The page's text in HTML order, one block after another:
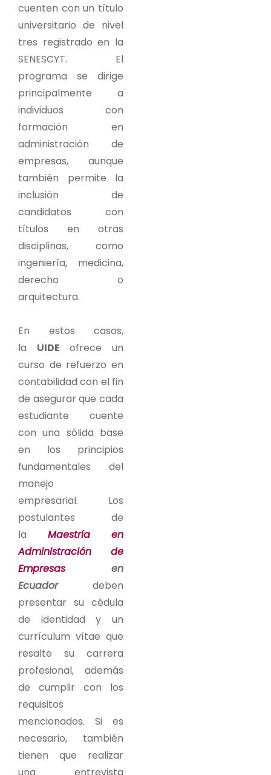
cuenten con un título
universitario de nivel
tres registrado en la
SENESCYT. El
programa se dirige
principalmente a
individuos con
formación en
administración de
empresas, aunque
también permite la
inclusión de
candidatos con
títulos en otras
disciplinas, como
ingeniería, medicina,
derecho o
arquitectura.
En estos casos,
la UIDE ofrece un
curso de refuerzo en
contabilidad con el fin
de asegurar que cada
estudiante cuente
con una sólida base
en los principios
fundamentales del
manejo
empresarial. Los
postulantes de
la Maestría en
Administración de
Empresasen
Ecuadordeben
presentar su cédula
de identidad y un
currículum vítae que
resalte su carrera
profesional, además
de cumplir con los
requisitos
mencionados. Si es
necesario, también
tienen que realizar
una entrevista